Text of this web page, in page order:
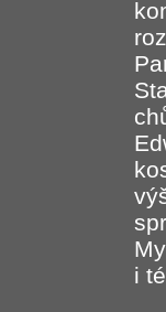
i